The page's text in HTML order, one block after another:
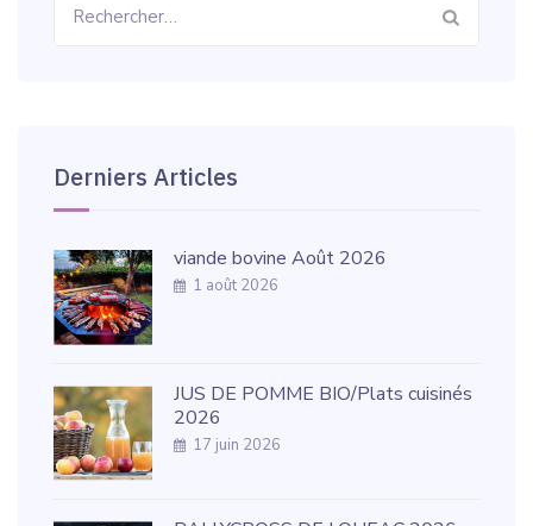
Derniers Articles
viande bovine Août 2026
1 août 2026
JUS DE POMME BIO/Plats cuisinés
2026
17 juin 2026